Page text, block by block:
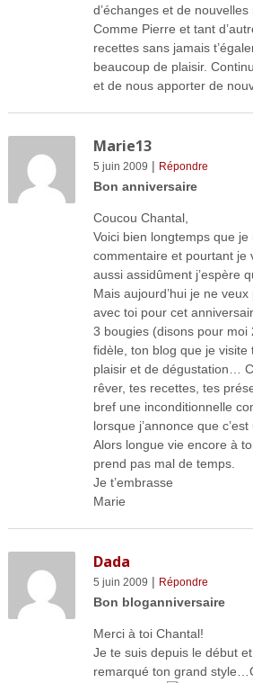
d’échanges et de
Comme Pierre et tant
recettes sans jamais
beaucoup de plaisir.
et de nous apporter de
Marie13
5 juin 2009 | Répondre
Bon anniversaire
Coucou Chantal,
Voici bien longtemps que je
commentaire et pourtant je
aussi assidûment j’espère
Mais aujourd’hui je ne
avec toi pour cet
3 bougies (disons pour moi
fidèle, ton blog que je visite
plaisir et de dégustation…
rêver, tes recettes, tes
bref une inconditionnelle
lorsque j’annonce que
Alors longue vie encore à
prend pas mal de temps.
Je t’embrasse
Marie
Dada
5 juin 2009 | Répondre
Bon bloganniversaire
Merci à toi Chantal!
Je te suis depuis le début
remarqué ton grand